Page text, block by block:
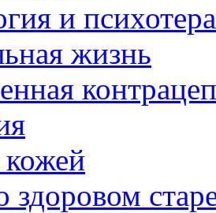
и
жизнь
кожей
здоровом